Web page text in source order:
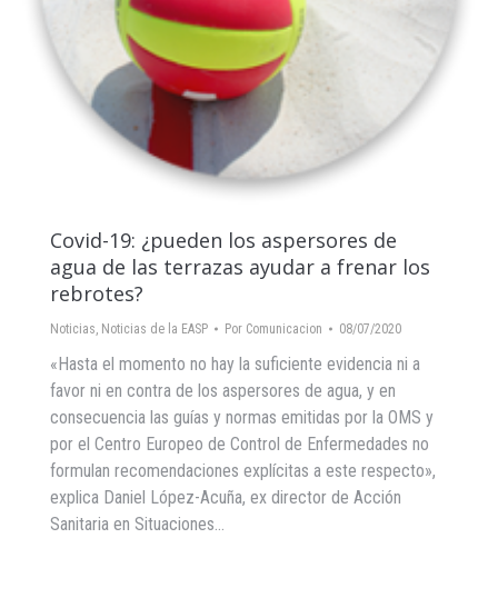
Covid-19: ¿pueden los aspersores de
agua de las terrazas ayudar a frenar los
rebrotes?
Noticias, Noticias de la EASP Por Comunicacion 08/07/2020
«Hasta el momento no hay la suficiente evidencia ni a
favor ni en contra de los aspersores de agua, y en
consecuencia las guías y normas emitidas por la OMS y
por el Centro Europeo de Control de Enfermedades no
formulan recomendaciones explícitas a este respecto»,
explica Daniel López-Acuña, ex director de Acción
Sanitaria en Situaciones…